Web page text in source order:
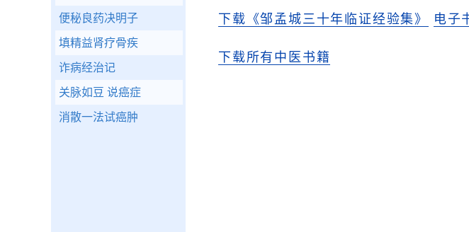
下载《邹孟城三十年临证经验集》 电子
下载所有中医书籍
便秘良药决明子
填精益肾疗骨疾
诈病经治记
关脉如豆 说癌症
消散一法试癌肿